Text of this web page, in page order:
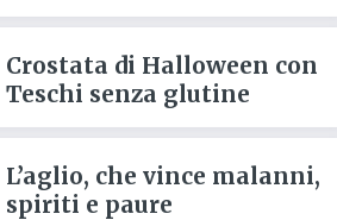
Crostata di Halloween con
Teschi senza glutine
L’aglio, che vince malanni,
spiriti e paure